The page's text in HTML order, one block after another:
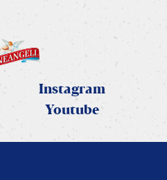
Instagram
Youtube